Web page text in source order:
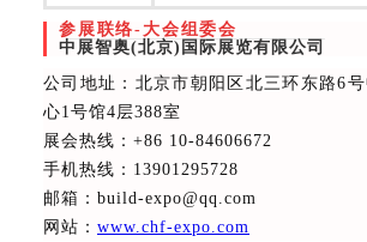
参展联络-大会组委会
中展智奥(北京)国际展览有限公司
公司地址：北京市朝阳区北三环东路6
心1号馆4层388室
展会热线 ：+86 10-84606672
手机热线：13901295728
邮箱：build-expo@qq.com
网站： www.chf-expo.com